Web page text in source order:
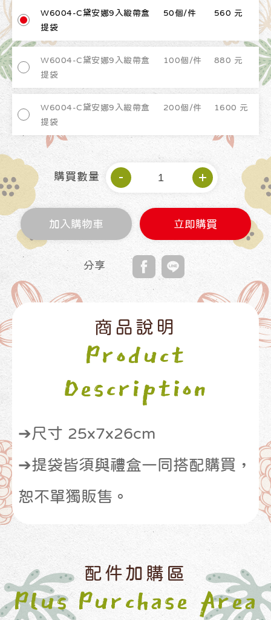
W6004-C黛安娜9入緞帶盒
提袋
50個/件 560 元
W6004-C黛安娜9入緞帶盒
提袋
100個/件 880 元
W6004-C黛安娜9入緞帶盒
提袋
200個/件 1600 元
購買數量
加入購物車 立即購買
分享
商品說明
Product
Description
➔尺寸 25x7x26cm
➔提袋皆須與禮盒一同搭配購買，
恕不單獨販售。
配件加購區
Plus Purchase Area